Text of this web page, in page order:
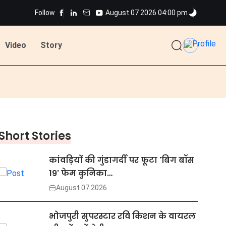
Follow August 07 2026 04:00 pm
Video Story
Stories
कांवड़ियों की गुंडागर्दी पर फूटा 'बिग बॉस
19' फेम कुनिका…
August 07 2026
भोजपुरी सुपरस्टार रवि किशन के वायरल